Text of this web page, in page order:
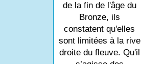
de la fin de l'âge du
Bronze, ils
constatent qu'elles
sont limitées à la rive
droite du fleuve. Qu'il